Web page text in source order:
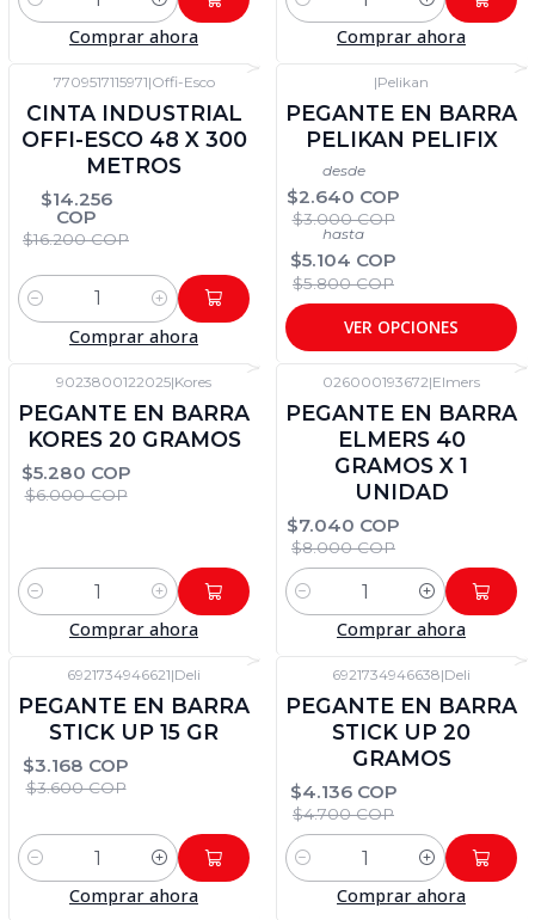
Cantidad
Comprar ahora
Cantidad
Comprar ahora
7709517115971|Offi-Esco
CINTA INDUSTRIAL
OFFI-ESCO 48 X 300
METROS
$14.256
COP
$16.200 COP
Cantidad
Comprar ahora
|Pelikan
PEGANTE EN BARRA
PELIKAN PELIFIX
desde
$2.640 COP
$3.000 COP
hasta
$5.104 COP
$5.800 COP
VER OPCIONES
9023800122025|Kores
PEGANTE EN BARRA
KORES 20 GRAMOS
$5.280 COP
$6.000 COP
Cantidad
Comprar ahora
026000193672|Elmers
PEGANTE EN BARRA
ELMERS 40
GRAMOS X 1
UNIDAD
$7.040 COP
$8.000 COP
Cantidad
Comprar ahora
6921734946621|Deli
PEGANTE EN BARRA
STICK UP 15 GR
$3.168 COP
$3.600 COP
Cantidad
Comprar ahora
6921734946638|Deli
PEGANTE EN BARRA
STICK UP 20
GRAMOS
$4.136 COP
$4.700 COP
Cantidad
Comprar ahora